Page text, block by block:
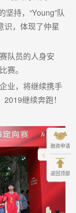
持，“Young”队
识，体现了仲星
队员的人身安
赛。
业，将继续携手
继续奔跑！
融资申请
返回顶部